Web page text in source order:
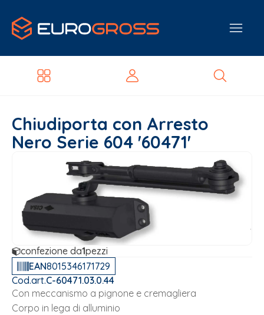
Chiudiporta con Arresto
Nero Serie 604 '60471'
confezione da1pezzi
EAN8015346171729
Cod.art.C-60471.03.0.44
Con meccanismo a pignone e cremagliera
Corpo in lega di alluminio